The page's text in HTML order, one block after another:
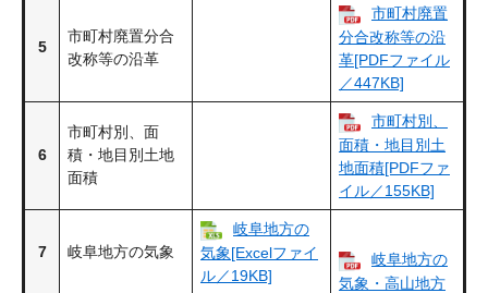
5
市町村廃置分合
改称等の沿革
市町村廃置
分合改称等の沿
革[PDFファイル
／447KB]
6
市町村別、面
積・地目別土地
面積
市町村別、
面積・地目別土
地面積[PDFファ
イル／155KB]
7 岐阜地方の気象
岐阜地方の
気象[Excelファイ
ル／19KB]​
岐阜地方の
気象・高山地方